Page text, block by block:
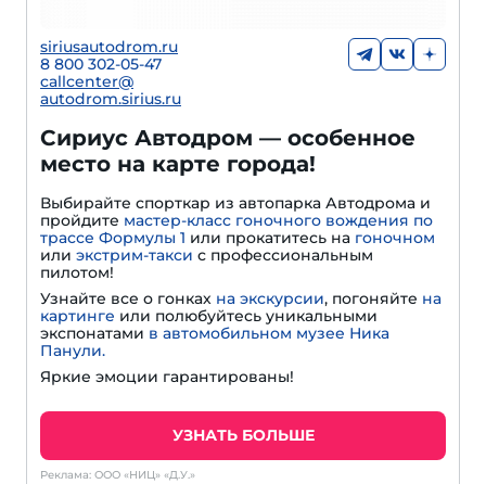
siriusautodrom.ru
8 800 302-05-47
callcenter@
autodrom.sirius.ru
Сириус Автодром — особенное
место на карте города!
Выбирайте спорткар из автопарка Автодрома и
пройдите мастер-класс гоночного вождения по
трассе Формулы 1 или прокатитесь на гоночном
или экстрим-такси с профессиональным
пилотом!
Узнайте все о гонках на экскурсии, погоняйте на
картинге или полюбуйтесь уникальными
экспонатами в автомобильном музее Ника
Панули.
Яркие эмоции гарантированы!
УЗНАТЬ БОЛЬШЕ
Реклама: ООО «НИЦ» «Д.У.»